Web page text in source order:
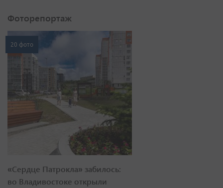
Фоторепортаж
20 фото
«Сердце Патрокла» забилось:
во Владивостоке открыли